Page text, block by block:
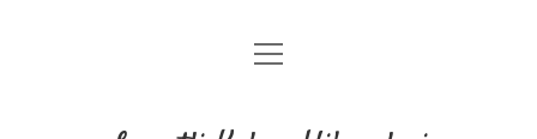
Anasayfa
menüyü